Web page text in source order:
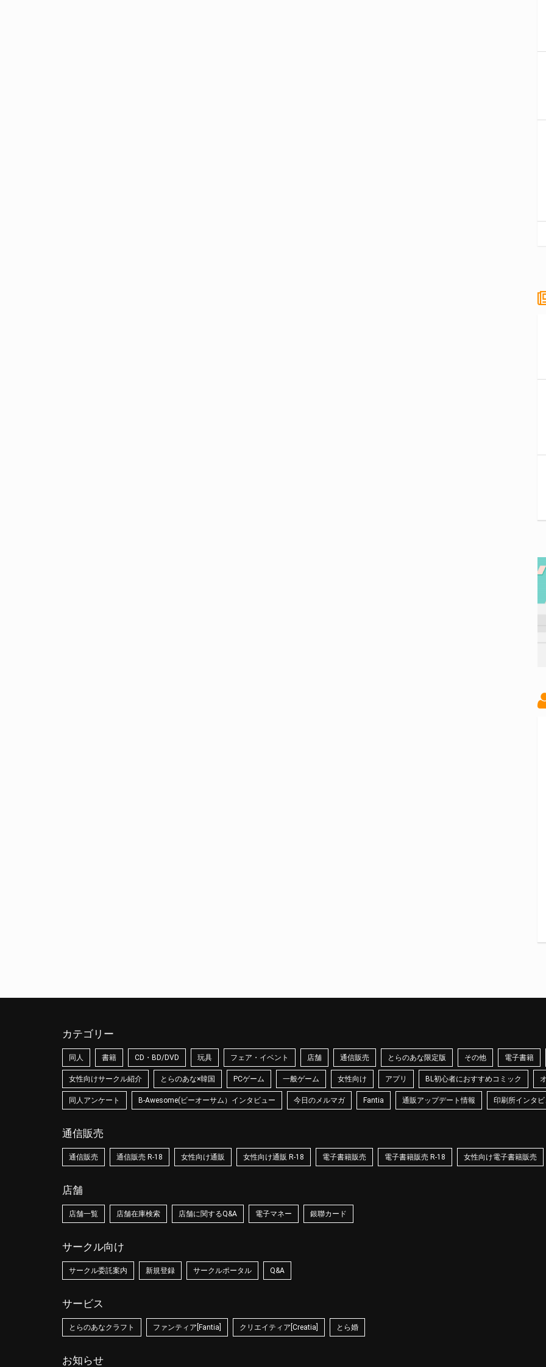
カテゴリー
同人 書籍 CD・BD/DVD 玩具 フェア・イベント 店舗 通信販売 とらのあな限定版 その他 電子書籍
女性向けサークル紹介 とらのあな×韓国 PCゲーム 一般ゲーム 女性向け アプリ BL初心者におすすめコミック
同人アンケート B-Awesome(ビーオーサム）インタビュー 今日のメルマガ Fantia 通販アップデート情報 印刷所インタ
通信販売
通信販売 通信販売 R-18 女性向け通販 女性向け通販 R-18 電子書籍販売 電子書籍販売 R-18 女性向け電子書籍販売
店舗
店舗一覧 店舗在庫検索 店舗に関するQ&A 電子マネー 銀聯カード
サークル向け
サークル委託案内 新規登録 サークルポータル Q&A
サービス
とらのあなクラフト ファンティア[Fantia] クリエイティア[Creatia] とら婚
お知らせ